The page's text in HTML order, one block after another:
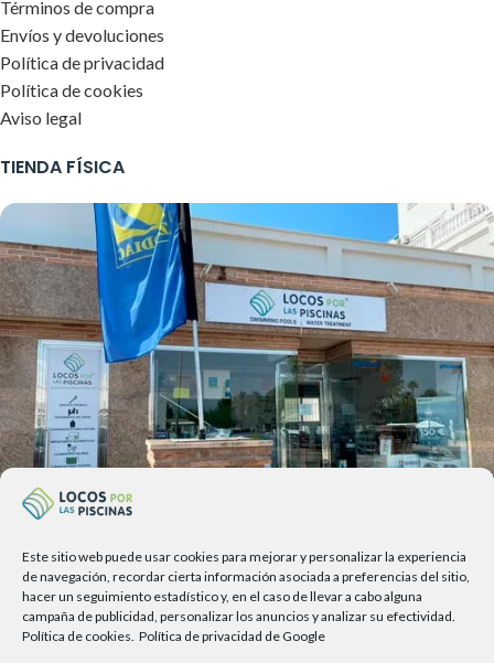
Este sitio web puede usar cookies para mejorar y personalizar la experiencia
de navegación, recordar cierta información asociada a preferencias del sitio,
hacer un seguimiento estadístico y, en el caso de llevar a cabo alguna
campaña de publicidad, personalizar los anuncios y analizar su efectividad.
Política de cookies. Política de privacidad de Google
Términos de compra
Envíos y devoluciones
Política de privacidad
Política de cookies
Aviso legal
TIENDA FÍSICA
Av. del Sol, 2, local 6,
29740 Torre del Mar, Málaga
Lunes a viernes